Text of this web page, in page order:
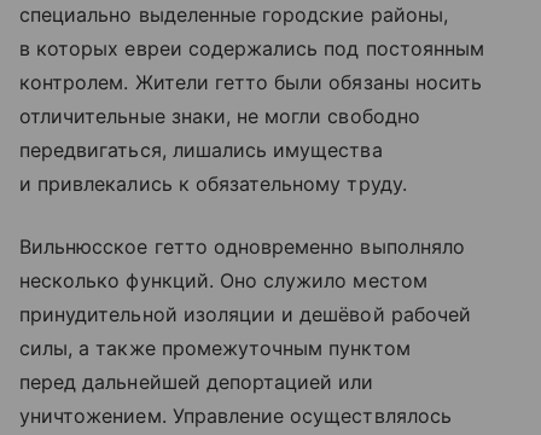
специально выделенные городские районы,
в которых евреи содержались под постоянным
контролем. Жители гетто были обязаны носить
отличительные знаки, не могли свободно
передвигаться, лишались имущества
и привлекались к обязательному труду.
Вильнюсское гетто одновременно выполняло
несколько функций. Оно служило местом
принудительной изоляции и дешёвой рабочей
силы, а также промежуточным пунктом
перед дальнейшей депортацией или
уничтожением. Управление осуществлялось